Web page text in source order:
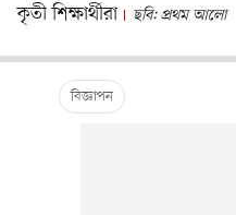
কৃতী শিক্ষার্থীরা
ছবি: প্রথম আলো